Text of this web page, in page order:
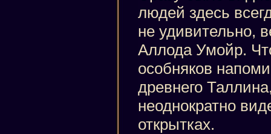
людей здесь
не удивительно,
Аллода Умойр.
особняков
древнего
неоднократно
открытках.